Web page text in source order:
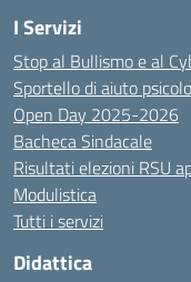
I Servizi
Stop al Bullismo e al
Sportello di aiuto
Open Day 2025-2026
Bacheca Sindacale
Risultati elezioni RSU
Modulistica
Tutti i servizi
Didattica